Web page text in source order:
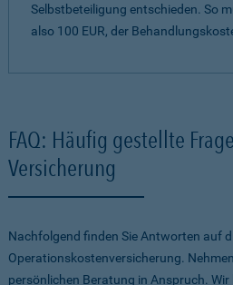
Selbstbeteiligung entschieden. So
also 100 EUR, der
FAQ: Häufig gestellte
Versicherung
Nachfolgend finden Sie Antworten auf
Operationskostenversicherung.
persönlichen Beratung in Anspruch. Wir